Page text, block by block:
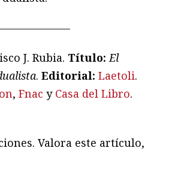
J. Rubia. Título: El
. Editorial: Laetoli.
, Fnac y Casa del Libro.
Valora este artículo,